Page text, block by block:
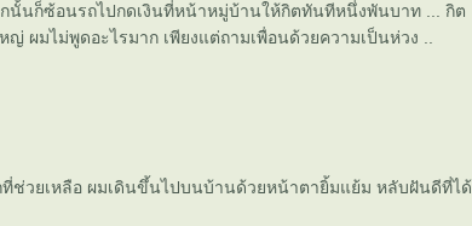
กนั้นก็ซ้อนรถไปกดเงินที่หน้าหมู่บ้านให้กิตทันทีหนึ่งพันบาท ... กิต
ผมไม่พูดอะไรมาก เพียงแต่ถามเพื่อนด้วยความเป็นห่วง ..
ช่วยเหลือ ผมเดินขึ้นไปบนบ้านด้วยหน้าตายิ้มแย้ม หลับฝันดีที่ได้